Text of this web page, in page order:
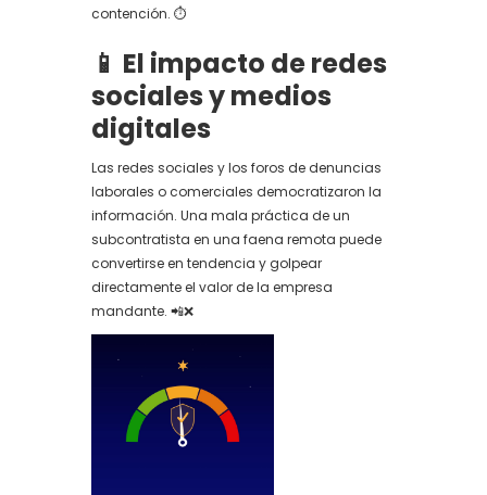
contención. ⏱️
📱 El impacto de redes
sociales y medios
digitales
Las redes sociales y los foros de denuncias
laborales o comerciales democratizaron la
información. Una mala práctica de un
subcontratista en una faena remota puede
convertirse en tendencia y golpear
directamente el valor de la empresa
mandante. 📲❌